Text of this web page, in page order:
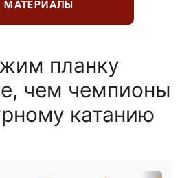
МАТЕРИАЛЫ
планку
чем чемпионы
катанию